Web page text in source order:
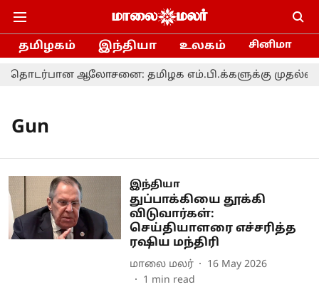
தமிழகம் இந்தியா உலகம் சினிமா
ஆலோசனை: தமிழக எம்.பி.க்களுக்கு முதல்வர்
Gun
இந்தியா
துப்பாக்கியை தூக்கி
விடுவார்கள்:
செய்தியாளரை எச்சரித்த
ரஷிய மந்திரி
மாலை மலர்
16 May 2026
1 min read